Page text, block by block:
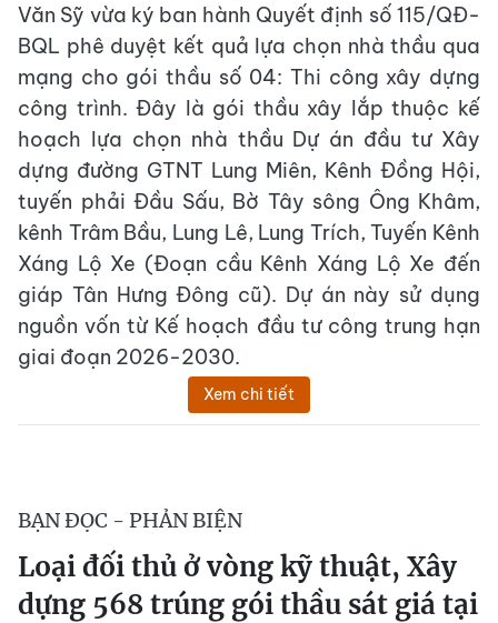
Văn Sỹ vừa ký ban hành Quyết định số 115/QĐ-
BQL phê duyệt kết quả lựa chọn nhà thầu qua
mạng cho gói thầu số 04: Thi công xây dựng
công trình. Đây là gói thầu xây lắp thuộc kế
hoạch lựa chọn nhà thầu Dự án đầu tư Xây
dựng đường GTNT Lung Miên, Kênh Đồng Hội,
tuyến phải Đầu Sấu, Bờ Tây sông Ông Khâm,
kênh Trâm Bầu, Lung Lê, Lung Trích, Tuyến Kênh
Xáng Lộ Xe (Đoạn cầu Kênh Xáng Lộ Xe đến
giáp Tân Hưng Đông cũ). Dự án này sử dụng
nguồn vốn từ Kế hoạch đầu tư công trung hạn
giai đoạn 2026-2030.
Xem chi tiết
BẠN ĐỌC - PHẢN BIỆN
Loại đối thủ ở vòng kỹ thuật, Xây
dựng 568 trúng gói thầu sát giá tại